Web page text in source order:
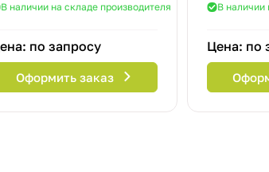
В наличии на складе производителя
по запросу
Оформить заказ
В наличии
Цена: по